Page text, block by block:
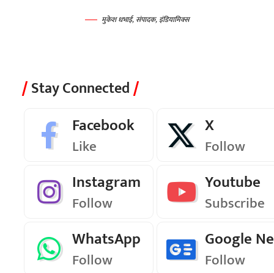
मुकेश धभाई, संपादक, इंडियामिक्स
Stay Connected
Facebook
Like
X
Follow
Instagram
Follow
Youtube
Subscribe
WhatsApp
Follow
Google
Follow